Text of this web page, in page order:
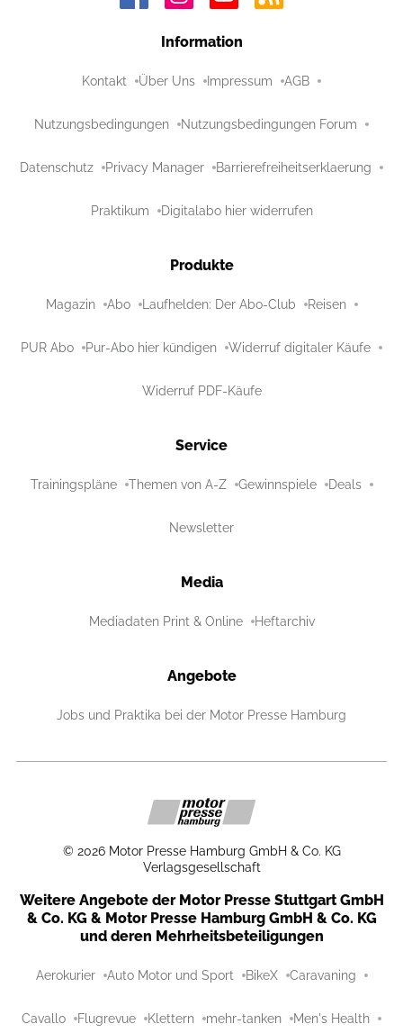
Information
Kontakt Über Uns Impressum AGB
Nutzungsbedingungen Nutzungsbedingungen Forum
Datenschutz Privacy Manager Barrierefreiheitserklaerung
Praktikum Digitalabo hier widerrufen
Produkte
Magazin Abo Laufhelden: Der Abo-Club Reisen
PUR Abo Pur-Abo hier kündigen Widerruf digitaler Käufe
Widerruf PDF-Käufe
Service
Trainingspläne Themen von A-Z Gewinnspiele Deals
Newsletter
Media
Mediadaten Print & Online Heftarchiv
Angebote
Jobs und Praktika bei der Motor Presse Hamburg
© 2026 Motor Presse Hamburg GmbH & Co. KG
Verlagsgesellschaft
Weitere Angebote der Motor Presse Stuttgart GmbH
& Co. KG & Motor Presse Hamburg GmbH & Co. KG
und deren Mehrheitsbeteiligungen
Aerokurier Auto Motor und Sport BikeX Caravaning
Cavallo Flugrevue Klettern mehr-tanken Men's Health